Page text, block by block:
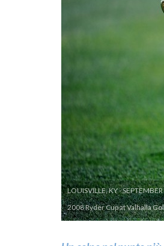
LOUISVILLE, KY -
2008 Ryder Cup at Valhalla